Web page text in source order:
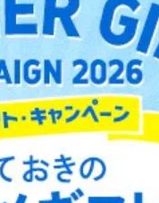
項目のうち2項目
きます。
名、住所、電話番
名、会社名、部署
、メールアドレス
所属学校（会社）
採用情報
お問い合わせ